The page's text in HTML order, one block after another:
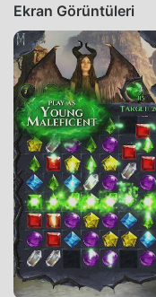
Ekran Görüntüleri